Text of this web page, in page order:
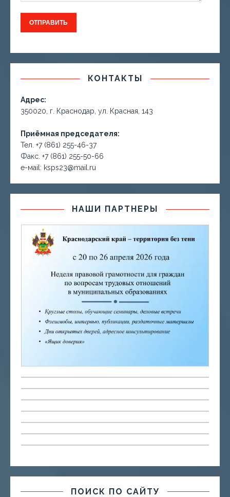
КОНТАКТЫ
Адрес:
350020, г. Краснодар, ул. Красная, 143
Приёмная председателя:
Тел. +7 (861) 255-46-37
Факс. +7 (861) 255-50-66
е-маil: ksps23@mail.ru
НАШИ ПАРТНЕРЫ
ПОИСК ПО САЙТУ